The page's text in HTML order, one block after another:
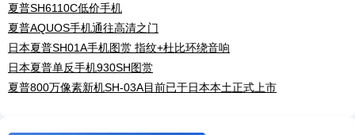
夏普SH6110C低价手机
夏普AQUOS手机通往高清之门
日本夏普SH01A手机图赏 指纹+杜比环绕音响
日本夏普单反手机930SH图赏
夏普800万像素新机SH-03A目前已于日本本土正式上市